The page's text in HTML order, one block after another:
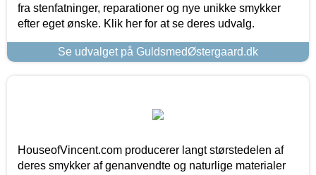
fra stenfatninger, reparationer og nye unikke smykker
efter eget ønske. Klik her for at se deres udvalg.
Se udvalget på GuldsmedØstergaard.dk
HouseofVincent.com producerer langt størstedelen af
deres smykker af genanvendte og naturlige materialer